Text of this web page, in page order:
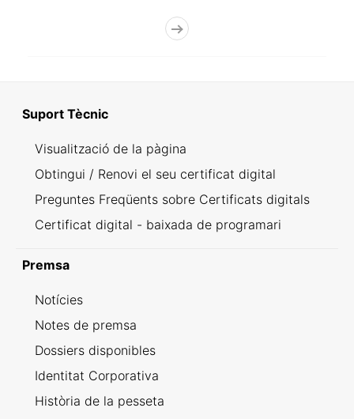
Suport Tècnic
Visualització de la pàgina
Obtingui / Renovi el seu certificat digital
Preguntes Freqüents sobre Certificats digitals
Certificat digital - baixada de programari
Premsa
Notícies
Notes de premsa
Dossiers disponibles
Identitat Corporativa
Història de la pesseta